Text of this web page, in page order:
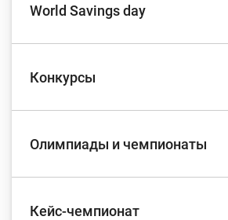
Финансовый рынок
World Savings day
Конкурсы
Олимпиады и чемпионаты
Кейс-чемпионат